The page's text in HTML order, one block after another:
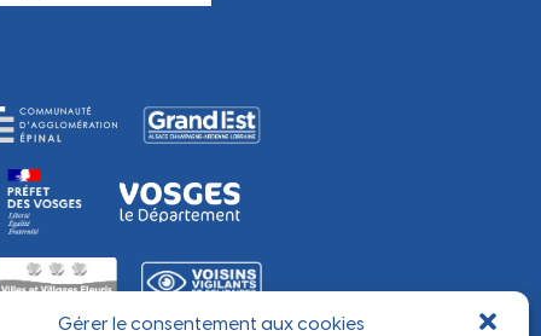
Gérer le consentement aux cookies